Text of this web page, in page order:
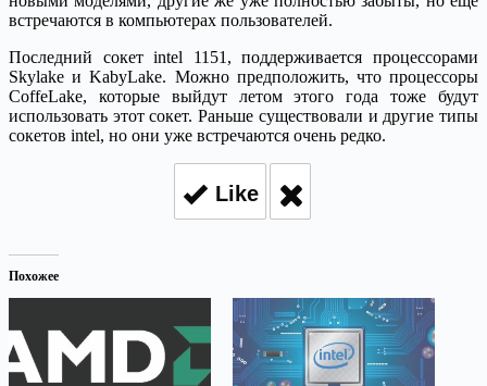
встречаются в компьютерах пользователей.
Последний сокет intel 1151, поддерживается процессорами
Skylake и KabyLake. Можно предположить, что процессоры
CoffeLake, которые выйдут летом этого года тоже будут
использовать этот сокет. Раньше существовали и другие типы
сокетов intel, но они уже встречаются очень редко.
Like
Похожее